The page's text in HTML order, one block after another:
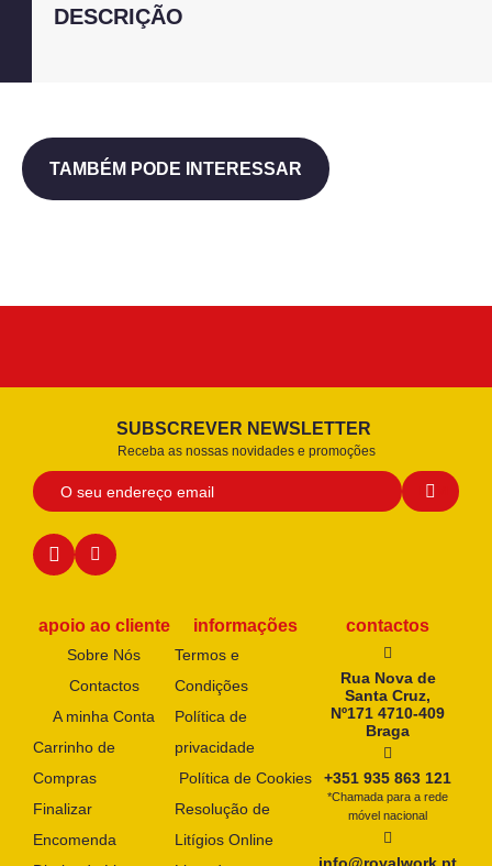
DESCRIÇÃO
TAMBÉM PODE INTERESSAR
SUBSCREVER NEWSLETTER
Receba as nossas novidades e promoções
apoio ao cliente
Sobre Nós
Contactos
A minha Conta
Carrinho de
Compras
Finalizar
Encomenda
informações
Termos e
Condições
Política de
privacidade
Política de Cookies
Resolução de
Litígios Online
contactos
Rua Nova de
Santa Cruz,
Nº171 4710-409
Braga
+351 935 863 121
*Chamada para a rede
móvel nacional